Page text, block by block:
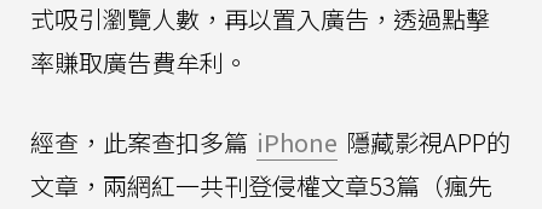
式吸引瀏覽人數，再以置入廣告，透過點擊
率賺取廣告費牟利。
經查，此案查扣多篇 iPhone 隱藏影視APP的
文章，兩網紅一共刊登侵權文章53篇（瘋先